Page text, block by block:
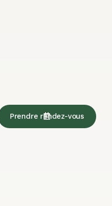
Prendre rendez-vous